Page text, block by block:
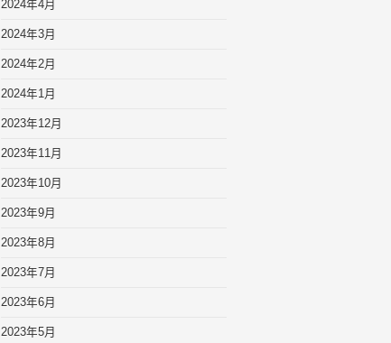
2024年4月
2024年3月
2024年2月
2024年1月
2023年12月
2023年11月
2023年10月
2023年9月
2023年8月
2023年7月
2023年6月
2023年5月